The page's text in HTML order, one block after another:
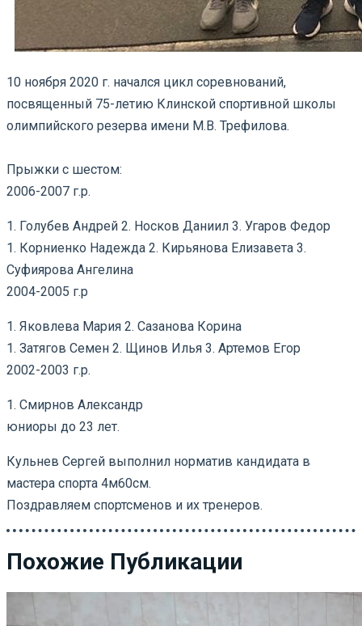
10 ноября 2020 г. начался цикл соревнований,
посвященный 75-летию Клинской спортивной школы
олимпийского резерва имени М.В. Трефилова.
Прыжки с шестом:
2006-2007 г.р.
1. Голубев Андрей 2. Носков Даниил 3. Угаров Федор
1. Корниенко Надежда 2. Кирьянова Елизавета 3.
Суфиярова Ангелина
2004-2005 г.р
1. Яковлева Мария 2. Сазанова Корина
1. Затягов Семен 2. Щинов Илья 3. Артемов Егор
2002-2003 г.р.
1. Смирнов Александр
юниоры до 23 лет.
Кульнев Сергей выполнил норматив кандидата в
мастера спорта 4м60см.
Поздравляем спортсменов и их тренеров.
Похожие Публикации